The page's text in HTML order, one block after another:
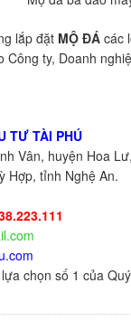
lắp đặt MỘ ĐÁ các
Công ty, Doanh
TƯ TÀI PHÚ
Vân, huyện Hoa
Hợp, tỉnh Nghệ An.
chọn số 1 của